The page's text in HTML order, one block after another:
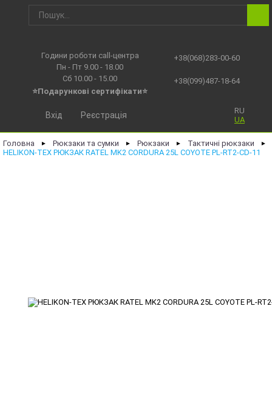
Години роботи call-центра
Пн - Пт 9.00 - 18.00
Сб 10.00 - 15.00
⭐Подарункові сертифікати⭐
+38(068)283-00-60
+38(099)487-18-64
RU
UA
Вхід Реєстрація
Головна ► Рюкзаки та сумки ► Рюкзаки ► Тактичні рюкзаки ►
HELIKON-TEX РЮКЗАК RATEL MK2 CORDURA 25L COYOTE PL-RT2-CD-11